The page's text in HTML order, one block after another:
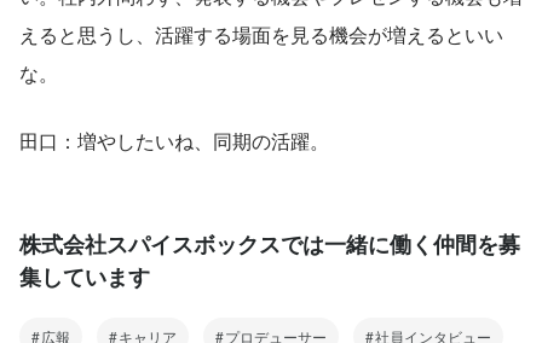
えると思うし、活躍する場面を見る機会が増えるといい
な。
田口：増やしたいね、同期の活躍。
株式会社スパイスボックスでは一緒に働く仲間を募
集しています
広報 キャリア プロデューサー 社員インタビュー